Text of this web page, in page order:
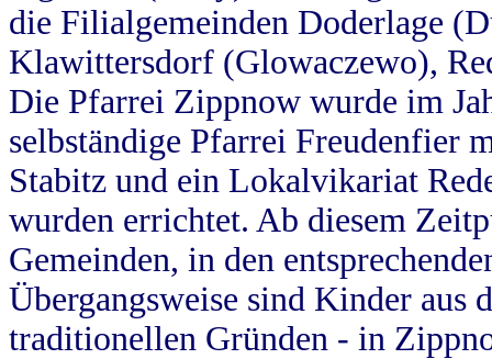
die Filialgemeinden Doderlage
Klawittersdorf (Glowaczewo),
Die Pfarrei Zippnow wurde im
selbständige Pfarrei Freudenfier
Stabitz und ein Lokalvikariat
wurden errichtet. Ab diesem
Gemeinden, in den
Übergangsweise sind Kinder aus
traditionellen Gründen - in